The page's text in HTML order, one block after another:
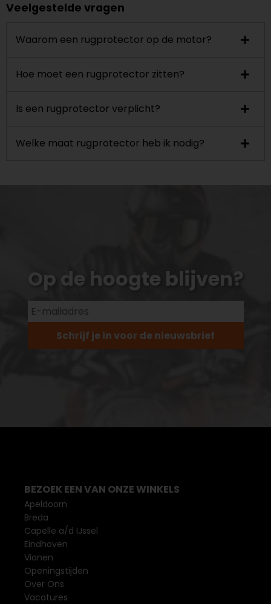
Veelgestelde vragen
Waarom een rugprotector op de motor?
Hoe moet een rugprotector zitten?
Is een rugprotector verplicht?
Welke maat rugprotector heb ik nodig?
Op de hoogte blijven?
Schrijf je in voor de nieuwsbrief
BEZOEK EEN VAN ONZE WINKELS
Apeldoorn
Breda
Capelle a/d IJssel
Eindhoven
Vianen
Openingstijden
Over Ons
Vacatures